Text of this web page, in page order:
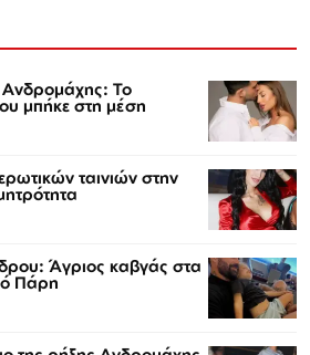
Ανδρομάχης: Το
μπήκε στη μέση
ταινιών στην
Άγριος καβγάς στα
Πάρη